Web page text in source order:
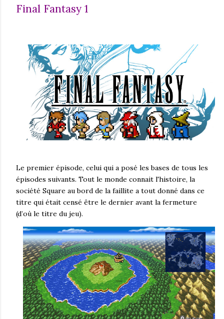
Final Fantasy 1
Le premier épisode, celui qui a posé les bases de tous les
épisodes suivants. Tout le monde connait l'histoire, la
société Square au bord de la faillite a tout donné dans ce
titre qui était censé être le dernier avant la fermeture
(d’où le titre du jeu).